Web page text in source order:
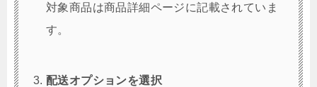
対象商品は商品詳細ページに記載されていま
す。
配送オプションを選択